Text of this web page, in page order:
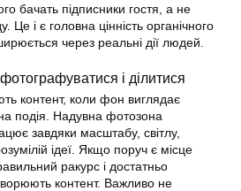
бачать підписники гостя, а не
Це і є головна цінність органічного
через реальні дії людей.
і ділитися
контент, коли фон виглядає
подія. Надувна фотозона
завдяки масштабу, світлу,
ідеї. Якщо поруч є місце
ракурс і достатньо
контент. Важливо не